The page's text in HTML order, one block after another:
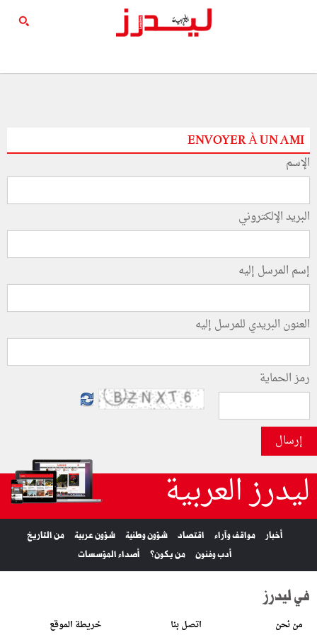
ENVOYER À UN AMI
الإسم
البريد الإلكتروني
إسم المرسل إليه
العنون البريدي للمرسل إليه
رمز الحماية
إرسال
ليدرز العربية
أخبار مواقف وآراء اقتصاد شؤون وطنية شؤون عربية
من التاريخ
أدب وفنون
من يكون؟ أصداء المؤسسات
في ليدرز
من نحن اتصل بنا خريطة الموقع